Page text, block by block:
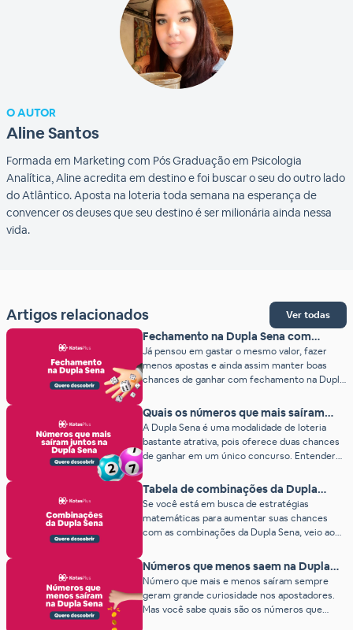
O AUTOR
Aline Santos
Formada em Marketing com Pós Graduação em Psicologia
Analítica, Aline acredita em destino e foi buscar o seu do outro lado
do Atlântico. Aposta na loteria toda semana na esperança de
convencer os deuses que seu destino é ser milionária ainda nessa
vida.
Artigos relacionados Ver todas
Fechamento na Dupla Sena com
garantia de prêmio!
Já pensou em gastar o mesmo valor, fazer
menos apostas e ainda assim manter boas
chances de ganhar com fechamento na Dupla
isso é possível! Essa técnica ajuda a eliminar
repetições desnecessárias e tornar suas
apostas em Quinas, Quadras e Ternos muito
mais eficientes. Bora aprender como
funciona? […]
Quais os números que mais saíram
juntos na Dupla Sena?
A Dupla Sena é uma modalidade de loteria
bastante atrativa, pois oferece duas chances
de ganhar em um único concurso. Entender
os números que mais saíram juntos na Dupla
Sena por ser importante para alguns
apostadores. Na Dupla Sena o apostador
escolhe seis números entre os 50 disponíveis,
e cada sorteio conta com dois conjuntos […]
Tabela de combinações da Dupla
Sena: confira as possibilidades
Se você está em busca de estratégias
matemáticas para aumentar suas chances
com as combinações da Dupla Sena, veio ao
conteúdos sobre estatísticas e curiosidades
das loterias, ajudando apostadores a entender
melhor os sorteios. Inclusive esse artigo é um
bom exemplo, pois é uma matéria sobre todas
as combinações da […]
Números que menos saem na Dupla
Sena (ranking atualizado)
Número que mais e menos saíram sempre
geram grande curiosidade nos apostadores.
Mas você sabe quais são os números que